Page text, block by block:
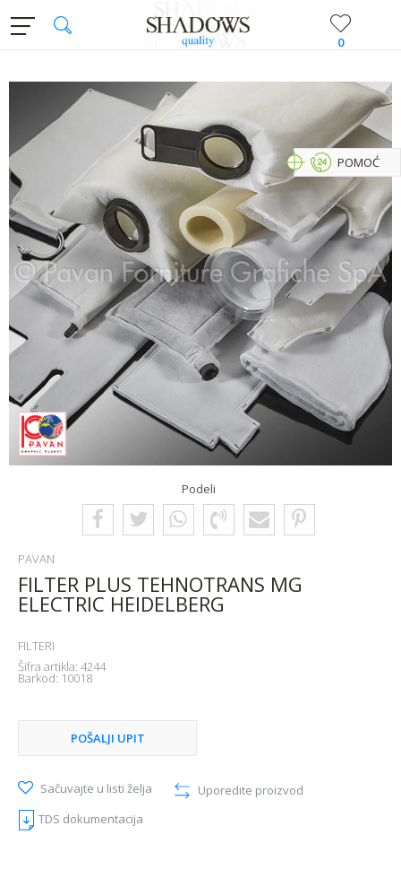
0
Podeli
PAVAN
FILTER PLUS TEHNOTRANS MG
ELECTRIC HEIDELBERG
FILTERI
Šifra artikla: 4244
Barkod: 10018
POŠALJI UPIT
Sačuvajte u listi želja
Uporedite proizvod
TDS dokumentacija
POMOĆ